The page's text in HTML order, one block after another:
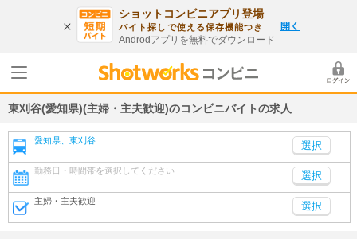
ショットコンビニアプリ登場
バイト探しで使える保存機能つき
Androdアプリを無料でダウンロード
開く
東刈谷(愛知県)(主婦・主夫歓迎)のコンビニバイトの求人
愛知県、東刈谷
勤務日・時間帯を選択してください 選択
主婦・主夫歓迎 選択